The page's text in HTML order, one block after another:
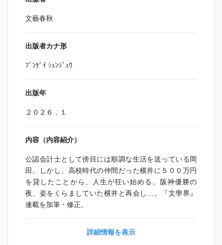
文藝春秋
出版者カナ形
ﾌﾞﾝｹﾞｲ ｼｭﾝｼﾞｭｳ
出版年
２０２６．１
内容（内容紹介）
公認会計士として傍目には順調な生活を送っている岡
田。しかし、高校時代の仲間だった横井に５００万円
を貸したことから、人生が狂い始める。阪神優勝の
夜、姿をくらましていた横井と再会し…。『文學界』
連載を加筆・修正。
詳細情報を表示